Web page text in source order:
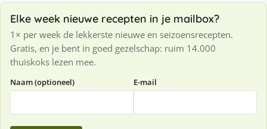
Elke week nieuwe recepten in je mailbox?
1× per week de lekkerste nieuwe en seizoensrecepten.
Gratis, en je bent in goed gezelschap: ruim 14.000
thuiskoks lezen mee.
Naam (optioneel) E-mail